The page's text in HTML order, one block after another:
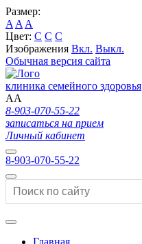
Размер:
A A A
Цвет: C C C
Изображения Вкл. Выкл.
Обычная версия сайта
клиника семейного здоровья
AA
8-903-070-55-22
записаться на прием
Личный кабинет
8-903-070-55-22
Главная